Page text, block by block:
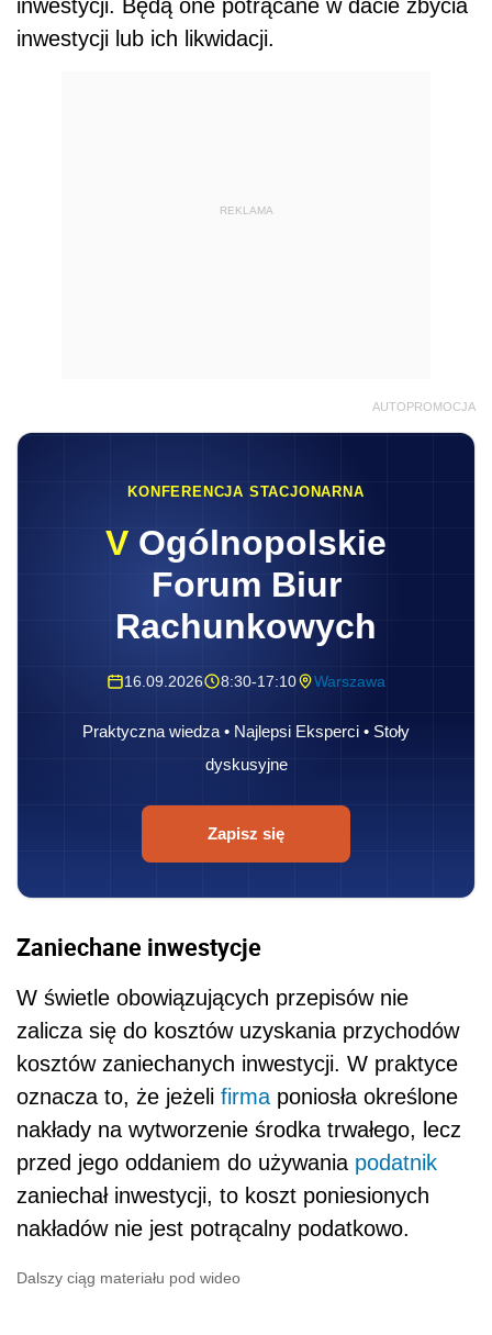
inwestycji. Będą one potrącane w dacie zbycia
inwestycji lub ich likwidacji.
REKLAMA
AUTOPROMOCJA
KONFERENCJA STACJONARNA
V Ogólnopolskie
Forum Biur
Rachunkowych
16.09.2026 8:30-17:10 Warszawa
Praktyczna wiedza • Najlepsi Eksperci • Stoły
dyskusyjne
Zapisz się
Zaniechane inwestycje
W świetle obowiązujących przepisów nie
zalicza się do kosztów uzyskania przychodów
kosztów zaniechanych inwestycji. W praktyce
oznacza to, że jeżeli firma poniosła określone
nakłady na wytworzenie środka trwałego, lecz
przed jego oddaniem do używania podatnik
zaniechał inwestycji, to koszt poniesionych
nakładów nie jest potrącalny podatkowo.
Dalszy ciąg materiału pod wideo